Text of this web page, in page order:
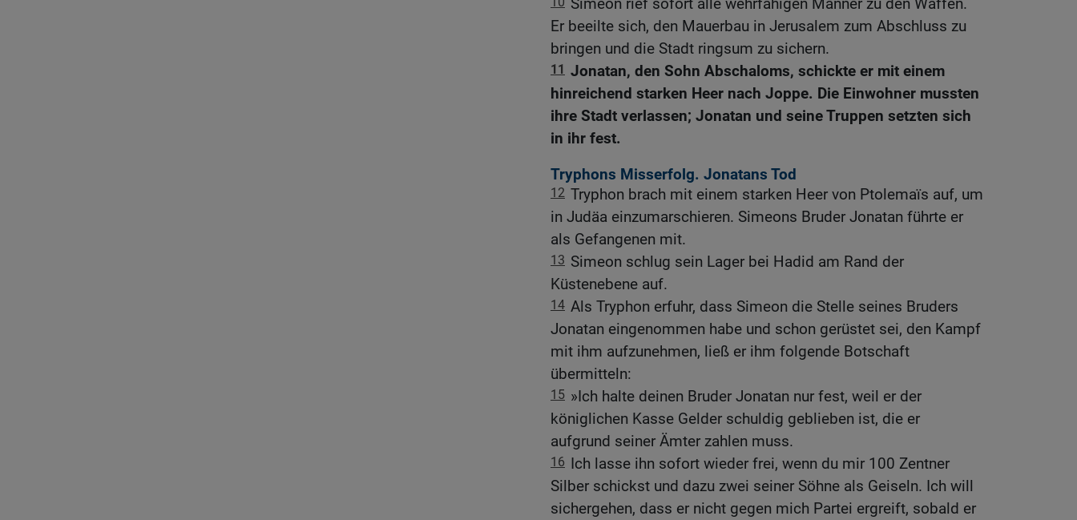
Simeon rief sofort alle wehrfähigen Männer zu den Waffen.
Er beeilte sich, den Mauerbau in Jerusalem zum Abschluss zu
bringen und die Stadt ringsum zu sichern.
11 Jonatan, den Sohn Abschaloms, schickte er mit einem
hinreichend starken Heer nach Joppe. Die Einwohner mussten
ihre Stadt verlassen; Jonatan und seine Truppen setzten sich
in ihr fest.
Tryphons Misserfolg. Jonatans Tod
12 Tryphon brach mit einem starken Heer von Ptolemaïs auf, um
in Judäa einzumarschieren. Simeons Bruder Jonatan führte er
als Gefangenen mit.
13 Simeon schlug sein Lager bei Hadid am Rand der
Küstenebene auf.
14 Als Tryphon erfuhr, dass Simeon die Stelle seines Bruders
Jonatan eingenommen habe und schon gerüstet sei, den Kampf
mit ihm aufzunehmen, ließ er ihm folgende Botschaft
übermitteln:
15 »Ich halte deinen Bruder Jonatan nur fest, weil er der
königlichen Kasse Gelder schuldig geblieben ist, die er
aufgrund seiner Ämter zahlen muss.
16 Ich lasse ihn sofort wieder frei, wenn du mir 100 Zentner
Silber schickst und dazu zwei seiner Söhne als Geiseln. Ich will
sichergehen, dass er nicht gegen mich Partei ergreift, sobald er